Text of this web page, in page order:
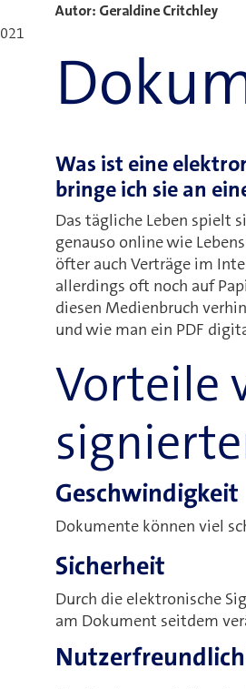
Autor: Geraldine Critchley
Was ist eine
bringe ich sie an
Das tägliche Leben spielt
genauso online wie
öfter auch Verträge im
allerdings oft noch auf
diesen Medienbruch
und wie man ein PDF
Vorteile
Geschwindigkeit
Dokumente können viel
Sicherheit
Durch die elektronische
am Dokument seitdem